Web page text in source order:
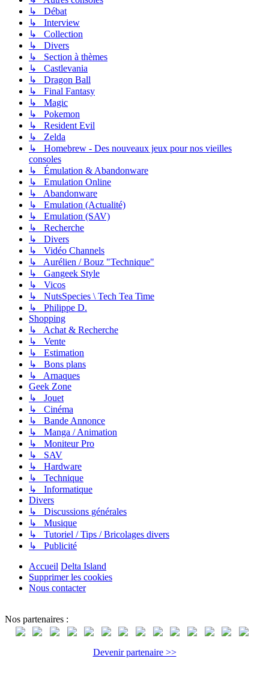
↳ Débat
↳ Interview
↳ Collection
↳ Divers
↳ Section à thèmes
↳ Castlevania
↳ Dragon Ball
↳ Final Fantasy
↳ Magic
↳ Pokemon
↳ Resident Evil
↳ Zelda
↳ Homebrew - Des nouveaux jeux pour nos vieilles
consoles
↳ Émulation & Abandonware
↳ Emulation Online
↳ Abandonware
↳ Emulation (Actualité)
↳ Emulation (SAV)
↳ Recherche
↳ Divers
↳ Vidéo Channels
↳ Aurélien / Bouz "Technique"
↳ Gangeek Style
↳ Vicos
↳ NutsSpecies \ Tech Tea Time
↳ Philippe D.
Shopping
↳ Achat & Recherche
↳ Vente
↳ Estimation
↳ Bons plans
↳ Arnaques
Geek Zone
↳ Jouet
↳ Cinéma
↳ Bande Annonce
↳ Manga / Animation
↳ Moniteur Pro
↳ SAV
↳ Hardware
↳ Technique
↳ Informatique
Divers
↳ Discussions générales
↳ Musique
↳ Tutoriel / Tips / Bricolages divers
↳ Publicité
Accueil Delta Island
Supprimer les cookies
Nous contacter
Nos partenaires :
Devenir partenaire >>